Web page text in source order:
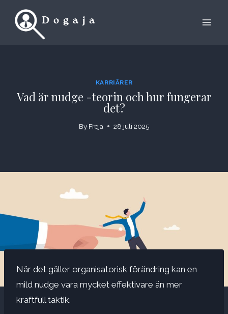
KARRIÄRER
Vad är nudge -teorin och hur fungerar
det?
By Freja 28 juli 2025
När det gäller organisatorisk förändring kan en
mild nudge vara mycket effektivare än mer
kraftfull taktik.